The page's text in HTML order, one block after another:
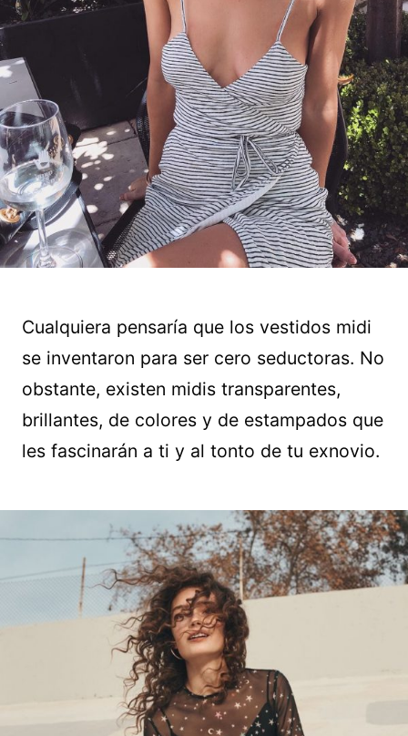
Cualquiera pensaría que los vestidos midi
se inventaron para ser cero seductoras. No
obstante, existen midis transparentes,
brillantes, de colores y de estampados que
les fascinarán a ti y al tonto de tu exnovio.